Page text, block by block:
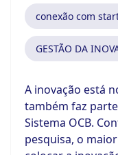
conexão com
GESTÃO DA
A inovação está
também faz
Sistema OCB.
pesquisa, o